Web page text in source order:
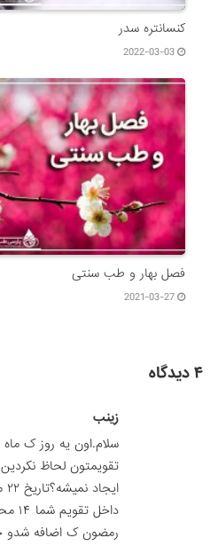
کنسانتره سدر
2022-03-03
فصل بهار و طب سنتی
2021-03-27
۴ دیدگاه
زینب
سلام.اون یه روز ک
تقویمتون لحاظ
رمضون ک اضافه شدو